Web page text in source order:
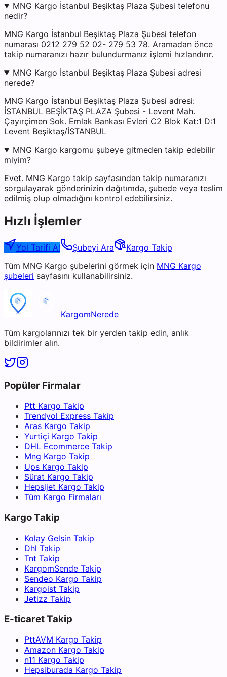
MNG Kargo İstanbul Beşiktaş Plaza Şubesi telefonu
nedir?
MNG Kargo İstanbul Beşiktaş Plaza Şubesi telefon
numarası 0212 279 52 02- 279 53 78. Aramadan önce
takip numaranızı hazır bulundurmanız işlemi hızlandırır.
MNG Kargo İstanbul Beşiktaş Plaza Şubesi adresi
nerede?
MNG Kargo İstanbul Beşiktaş Plaza Şubesi adresi:
İSTANBUL BEŞİKTAŞ PLAZA Şubesi - Levent Mah.
Çayırçimen Sok. Emlak Bankası Evleri C2 Blok Kat:1 D:1
Levent Beşiktaş/İSTANBUL
MNG Kargo kargomu şubeye gitmeden takip edebilir
miyim?
Evet. MNG Kargo takip sayfasından takip numaranızı
sorgulayarak gönderinizin dağıtımda, şubede veya teslim
edilmiş olup olmadığını kontrol edebilirsiniz.
Hızlı İşlemler
Yol Tarifi Al Şubeyi Ara
Kargo Takip
Tüm MNG Kargo şubelerini görmek için MNG Kargo
şubeleri sayfasını kullanabilirsiniz.
KargomNerede
Tüm kargolarınızı tek bir yerden takip edin, anlık
bildirimler alın.
Popüler Firmalar
Ptt Kargo Takip
Trendyol Express Takip
Aras Kargo Takip
Yurtiçi Kargo Takip
DHL Ecommerce Takip
Mng Kargo Takip
Ups Kargo Takip
Sürat Kargo Takip
Hepsijet Kargo Takip
Tüm Kargo Firmaları
Kargo Takip
Kolay Gelsin Takip
Dhl Takip
Tnt Takip
KargomSende Takip
Sendeo Kargo Takip
Kargoist Takip
Jetizz Takip
E-ticaret Takip
PttAVM Kargo Takip
Amazon Kargo Takip
n11 Kargo Takip
Hepsiburada Kargo Takip